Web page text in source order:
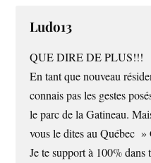
Ludo13
QUE DIRE DE PLUS!!!
En tant que nouveau
connais pas les gestes
le parc de la Gatineau.
vous le dites au Québec
Je te support à 100% dans